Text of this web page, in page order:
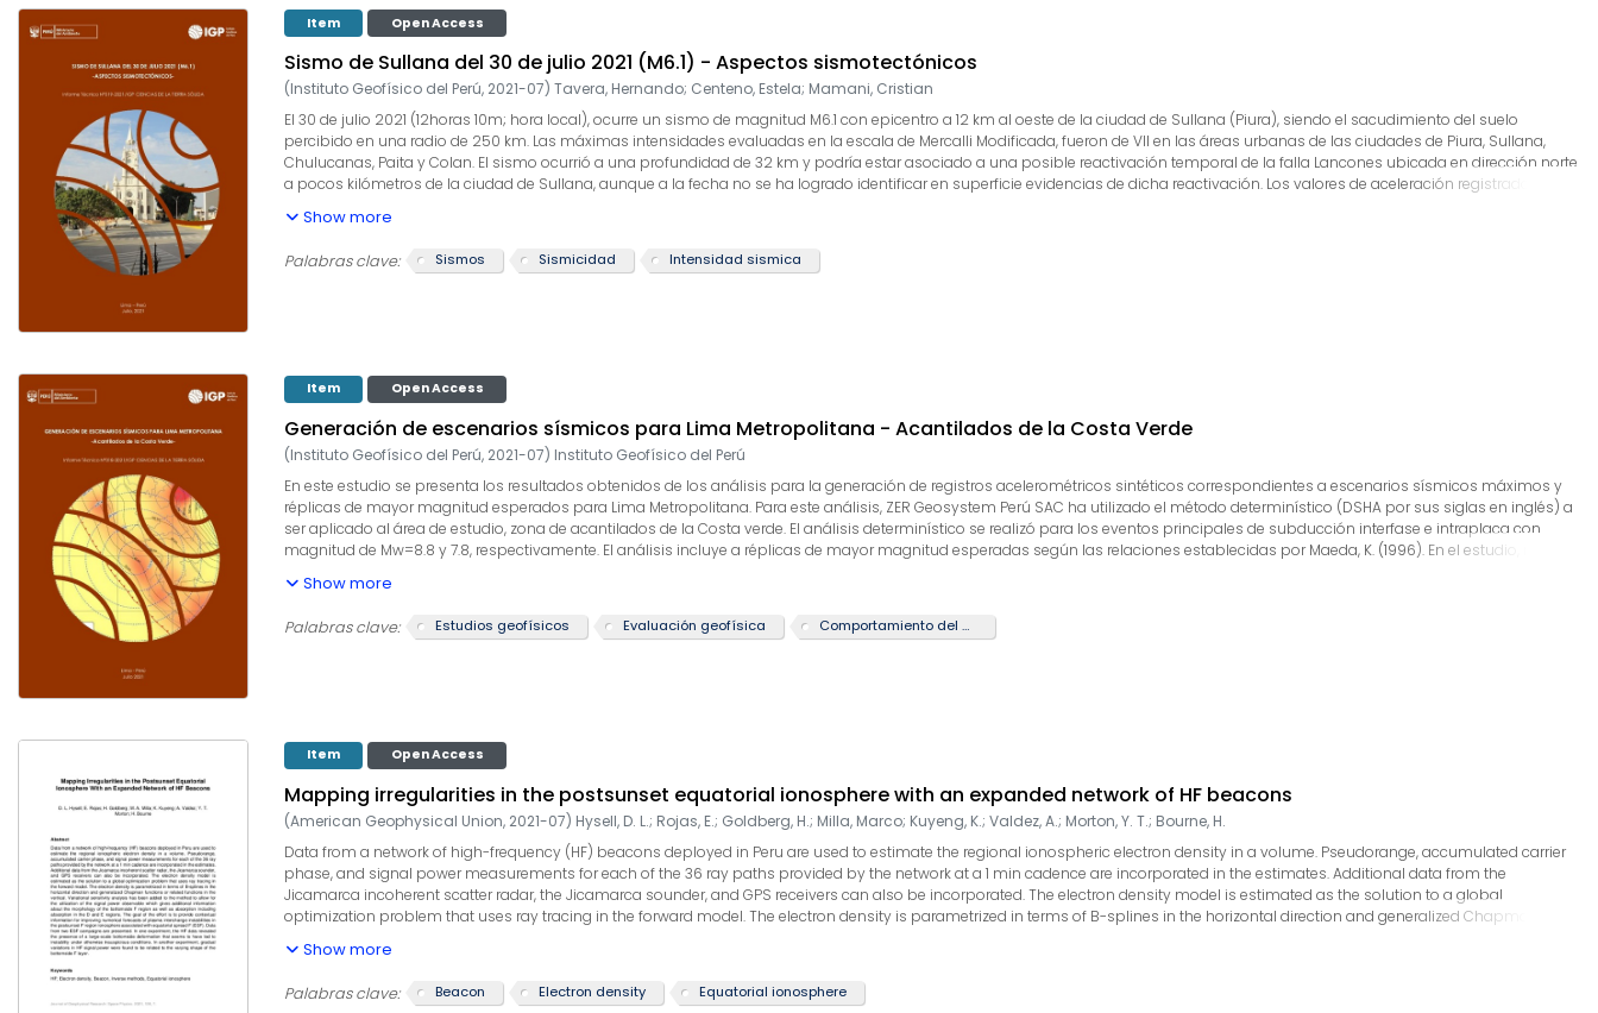
Item Open Access
Sismo de Sullana del 30 de julio 2021 (M6.1) - Aspectos sismotectónicos
(Instituto Geofísico del Perú, 2021-07) Tavera, Hernando; Centeno, Estela; Mamani, Cristian
El 30 de julio 2021 (12horas 10m; hora local), ocurre un sismo de magnitud M6.1 con epicentro a 12 km al oeste de la ciudad de Sullana (Piura), siendo el sacudimiento del suelo
percibido en una radio de 250 km. Las máximas intensidades evaluadas en la escala de Mercalli Modificada, fueron de VII en las áreas urbanas de las ciudades de Piura, Sullana,
Chulucanas, Paita y Colan. El sismo ocurrió a una profundidad de 32 km y podría estar asociado a una posible reactivación temporal de la falla Lancones ubicada en dirección norte
a pocos kilómetros de la ciudad de Sullana, aunque a la fecha no se ha logrado identificar en superficie evidencias de dicha reactivación. Los valores de aceleración registrados el
del suelo explicarían los importantes daños estructurales y efectos secundarios observados en superficie en el área epicentral.
Show more
Palabras clave: Sismos Sismicidad Intensidad sismica
Item Open Access
Generación de escenarios sísmicos para Lima Metropolitana - Acantilados de la Costa Verde
(Instituto Geofísico del Perú, 2021-07) Instituto Geofísico del Perú
En este estudio se presenta los resultados obtenidos de los análisis para la generación de registros acelerométricos sintéticos correspondientes a escenarios sísmicos máximos y
réplicas de mayor magnitud esperados para Lima Metropolitana. Para este análisis, ZER Geosystem Perú SAC ha utilizado el método determinístico (DSHA por sus siglas en inglés) a
ser aplicado al área de estudio, zona de acantilados de la Costa verde. El análisis determinístico se realizó para los eventos principales de subducción interfase e intraplaca con
magnitud de Mw=8.8 y 7.8, respectivamente. El análisis incluye a réplicas de mayor magnitud esperadas según las relaciones establecidas por Maeda, K. (1996). En el estudio, no se
considerando un suelo tipo B (Vs30>760 m/s) según el ASCE-7, 2016 Minimum Design Loads For Buildings and Other Structures (2017) y un factor de amortiguamiento ξ= 5% para
eventos sísmicos calculados con un percentil del 50th y 84th: eventos de interfase e intraplaca, respectivamente.
Show more
Palabras clave: Estudios geofísicos Evaluación geofísica Comportamiento del suelo
Item Open Access
Mapping irregularities in the postsunset equatorial ionosphere with an expanded network of HF beacons
(American Geophysical Union, 2021-07) Hysell, D. L.; Rojas, E.; Goldberg, H.; Milla, Marco; Kuyeng, K.; Valdez, A.; Morton, Y. T.; Bourne, H.
Data from a network of high-frequency (HF) beacons deployed in Peru are used to estimate the regional ionospheric electron density in a volume. Pseudorange, accumulated carrier
phase, and signal power measurements for each of the 36 ray paths provided by the network at a 1 min cadence are incorporated in the estimates. Additional data from the
Jicamarca incoherent scatter radar, the Jicamarca sounder, and GPS receivers can also be incorporated. The electron density model is estimated as the solution to a global
optimization problem that uses ray tracing in the forward model. The electron density is parametrized in terms of B-splines in the horizontal direction and generalized Chapman
additional information about the morphology of the bottomside F region as well as absorption including absorption in the D and E regions. The goal of the effort is to provide
contextual information for improving numerical forecasts of plasma interchange instabilities in the postsunset F region ionosphere associated with equatorial spread F (ESF). Data
from two ESF campaigns are presented. In one experiment, the HF data revealed the presence of a large-scale bottomside deformation that seems to have led to instability under
Show more
Palabras clave: Beacon Electron density Equatorial ionosphere